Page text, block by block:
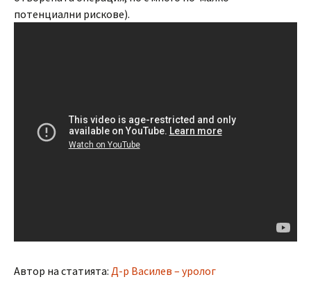
потенциални рискове).
Автор на статията: Д-р Василев – уролог